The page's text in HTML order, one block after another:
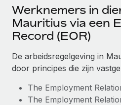
DIENSTEN
Vraag een expert
Achtergrondonderzoek
kandidaten
Een partner worden
Ontdek hoe je met ons kunt
Remote Build Binnenkort
Newsroom
Inzicht in salaris en talent
Inzichtencentrum
Support
Alle bronnen bekijken
Werknemers in
Mauritius via een
Record (EOR)
De arbeidsregelgeving in
door principes die zijn
The Employment
The Employment